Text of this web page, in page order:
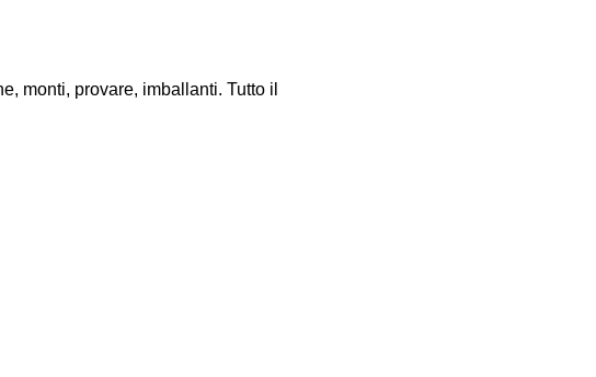
monti, provare, imballanti. Tutto il